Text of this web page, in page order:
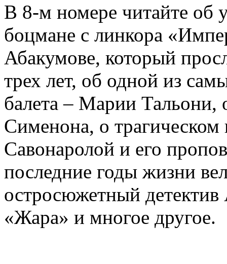
В 8-м номере читайте об
боцмане с линкора
Абакумове, который
трех лет, об одной из
балета – Марии
Сименона, о трагическом
Савонаролой и его
последние годы жизни
остросюжетный детектив
«Жара» и многое другое.